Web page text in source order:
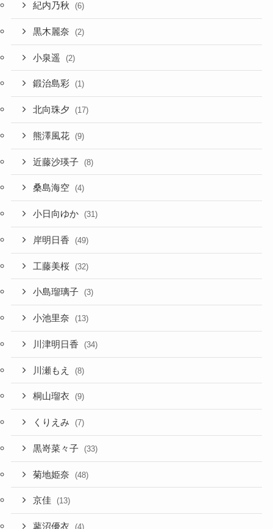
紀内乃秋 (6)
黒木麗奈 (2)
小泉遥 (2)
鍛治島彩 (1)
北向珠夕 (17)
熊澤風花 (9)
近藤沙瑛子 (8)
桑島海空 (4)
小日向ゆか (31)
岸明日香 (49)
工藤美桜 (32)
小島瑠璃子 (3)
小池里奈 (13)
川津明日香 (34)
川瀬もえ (8)
桐山瑠衣 (9)
くりえみ (7)
黒嵜菜々子 (33)
菊地姫奈 (48)
京佳 (13)
蓼沼優衣 (4)